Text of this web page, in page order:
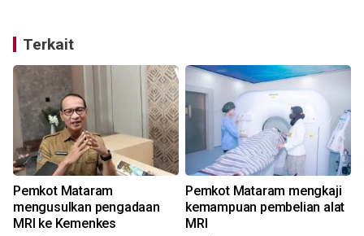
Terkait
Pemkot Mataram
mengusulkan pengadaan
MRI ke Kemenkes
Pemkot Mataram mengkaji
kemampuan pembelian alat
MRI